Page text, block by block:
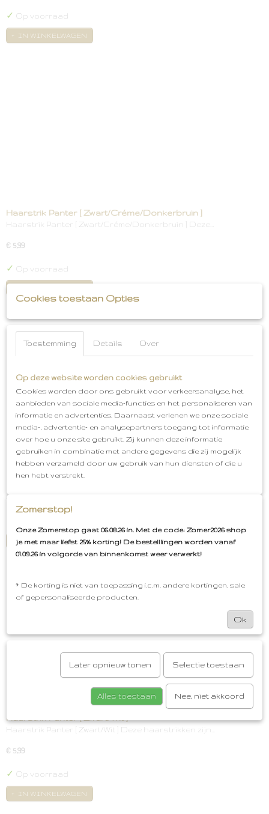
✓ Op voorraad
IN WINKELWAGEN
Haarstrik Panter [ Zwart/Créme/Donkerbruin ]
Haarstrik Panter [ Zwart/Créme/Donkerbruin ] Deze…
€ 5,99
✓ Op voorraad
Haarstrik Panter [ Beige ]
Haarstrik Panter [ Beige ] Deze haarstrikken zijn momenteel…
€ 5,99
IN WINKELWAGEN
Haarstrik Panter [ Zwart/Wit ]
Haarstrik Panter [ Zwart/Wit ] Deze haarstrikken zijn…
€ 5,99
✓ Op voorraad
IN WINKELWAGEN
Cookies toestaan Opties
Toestemming Details Over
Op deze website worden cookies gebruikt
Cookies worden door ons gebruikt voor verkeersanalyse, het
aanbieden van sociale media-functies en het personaliseren van
informatie en advertenties. Daarnaast verlenen we onze sociale
media-, advertentie- en analysepartners toegang tot informatie
over hoe u onze site gebruikt. Zij kunnen deze informatie
gebruiken in combinatie met andere gegevens die zij mogelijk
hebben verzameld door uw gebruik van hun diensten of die u
hen hebt verstrekt.
Zomerstop!
Onze Zomerstop gaat 06.08.26 in. Met de code: Zomer2026 shop
je met maar liefst 25% korting! De bestelllingen worden vanaf
01.09.26 in volgorde van binnenkomst weer verwerkt!
* De korting is niet van toepassing i.c.m. andere kortingen, sale
of gepersonaliseerde producten.
Ok
Later opnieuw tonen Selectie toestaan
Alles toestaan Nee, niet akkoord